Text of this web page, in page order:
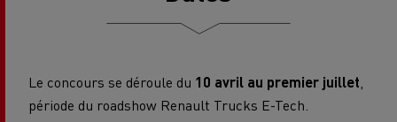
Le concours se déroule du 10 avril au premier juillet,
période du roadshow Renault Trucks E-Tech.